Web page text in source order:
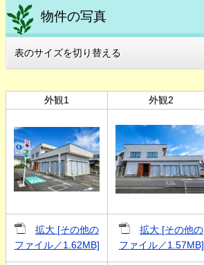
物件の写真
表のサイズを切り替える
外観1 外観2
拡大 [その他の
ファイル／1.62MB]
拡大 [その他の
ファイル／1.57MB]